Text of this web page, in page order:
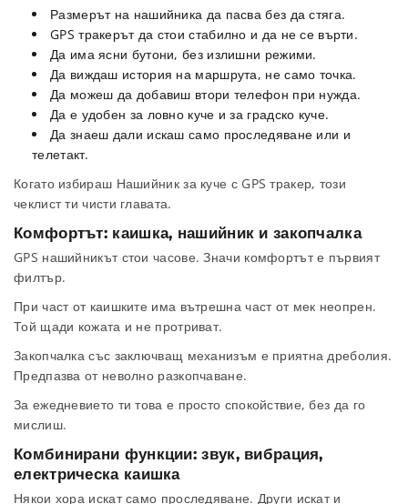
Размерът на нашийника да пасва без да стяга.
GPS тракерът да стои стабилно и да не се върти.
Да има ясни бутони, без излишни режими.
Да виждаш история на маршрута, не само точка.
Да можеш да добавиш втори телефон при нужда.
Да е удобен за ловно куче и за градско куче.
Да знаеш дали искаш само проследяване или и
телетакт.
Когато избираш Нашийник за куче с GPS тракер, този
чеклист ти чисти главата.
Комфортът: каишка, нашийник и закопчалка
GPS нашийникът стои часове. Значи комфортът е първият
филтър.
При част от каишките има вътрешна част от мек неопрен.
Той щади кожата и не протриват.
Закопчалка със заключващ механизъм е приятна дреболия.
Предпазва от неволно разкопчаване.
За ежедневието ти това е просто спокойствие, без да го
мислиш.
Комбинирани функции: звук, вибрация,
електрическа каишка
Някои хора искат само проследяване. Други искат и